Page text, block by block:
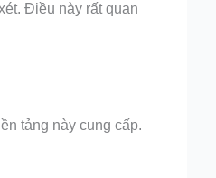
Điều này rất quan
tảng này cung cấp.